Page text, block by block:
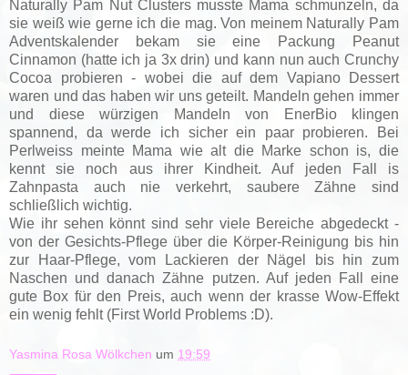
Naturally Pam Nut Clusters musste Mama schmunzeln, da
sie weiß wie gerne ich die mag. Von meinem Naturally Pam
Adventskalender bekam sie eine Packung Peanut
Cinnamon (hatte ich ja 3x drin) und kann nun auch Crunchy
Cocoa probieren - wobei die auf dem Vapiano Dessert
waren und das haben wir uns geteilt. Mandeln gehen immer
und diese würzigen Mandeln von EnerBio klingen
spannend, da werde ich sicher ein paar probieren. Bei
Perlweiss meinte Mama wie alt die Marke schon is, die
kennt sie noch aus ihrer Kindheit. Auf jeden Fall is
Zahnpasta auch nie verkehrt, saubere Zähne sind
schließlich wichtig.
Wie ihr sehen könnt sind sehr viele Bereiche abgedeckt -
von der Gesichts-Pflege über die Körper-Reinigung bis hin
zur Haar-Pflege, vom Lackieren der Nägel bis hin zum
Naschen und danach Zähne putzen. Auf jeden Fall eine
gute Box für den Preis, auch wenn der krasse Wow-Effekt
ein wenig fehlt (First World Problems :D).
Yasmina Rosa Wölkchen um 19:59